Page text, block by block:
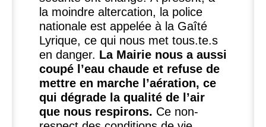
la moindre altercation, la police
nationale est appelée à la Gaîté
Lyrique, ce qui nous met tous.te.s
en danger. La Mairie nous a aussi
coupé l’eau chaude et refuse de
mettre en marche l’aération, ce
qui dégrade la qualité de l’air
que nous respirons. Ce non-